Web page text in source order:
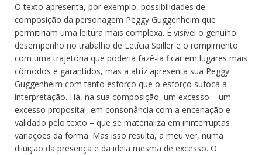
O texto apresenta, por exemplo, possibilidades de
composição da personagem Peggy Guggenheim que
permitiriam uma leitura mais complexa. É visível o genuíno
desempenho no trabalho de Letícia Spiller e o rompimento
com uma trajetória que poderia fazê-la ficar em lugares mais
cômodos e garantidos, mas a atriz apresenta sua Peggy
Guggenheim com tanto esforço que o esforço sufoca a
interpretação. Há, na sua composição, um excesso – um
excesso proposital, em consonância com a encenação e
validado pelo texto – que se materializa em ininterruptas
variações da forma. Mas isso resulta, a meu ver, numa
diluição da presença e da ideia mesma de excesso. O